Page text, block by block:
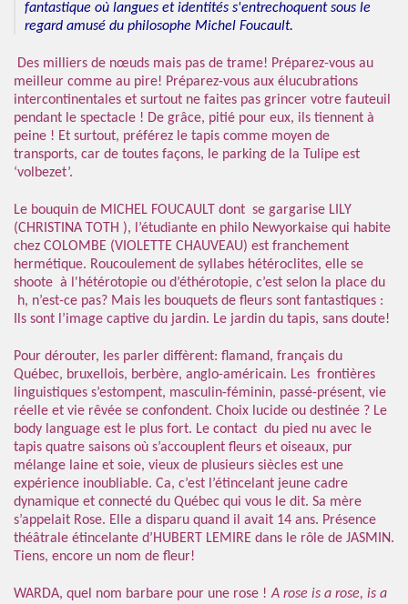
fantastique où langues et identités s'entrechoquent sous le
regard amusé du philosophe Michel Foucault.
Des milliers de nœuds mais pas de trame! Préparez-vous au
meilleur comme au pire! Préparez-vous aux élucubrations
intercontinentales et surtout ne faites pas grincer votre fauteuil
pendant le spectacle ! De grâce, pitié pour eux, ils tiennent à
peine ! Et surtout, préférez le tapis comme moyen de
transports, car de toutes façons, le parking de la Tulipe est
‘volbezet’.
Le bouquin de MICHEL FOUCAULT dont se gargarise LILY
(CHRISTINA TOTH ), l’étudiante en philo Newyorkaise qui habite
chez COLOMBE (VIOLETTE CHAUVEAU) est franchement
hermétique. Roucoulement de syllabes hétéroclites, elle se
shoote à l'hétérotopie ou d’éthérotopie, c’est selon la place du
h, n’est-ce pas? Mais les bouquets de fleurs sont fantastiques :
Ils sont l’image captive du jardin. Le jardin du tapis, sans doute!
Pour dérouter, les parler diffèrent: flamand, français du
Québec, bruxellois, berbère, anglo-américain. Les frontières
linguistiques s’estompent, masculin-féminin, passé-présent, vie
réelle et vie rêvée se confondent. Choix lucide ou destinée ? Le
body language est le plus fort. Le contact du pied nu avec le
tapis quatre saisons où s’accouplent fleurs et oiseaux, pur
mélange laine et soie, vieux de plusieurs siècles est une
expérience inoubliable. Ca, c’est l’étincelant jeune cadre
dynamique et connecté du Québec qui vous le dit. Sa mère
s’appelait Rose. Elle a disparu quand il avait 14 ans. Présence
théâtrale étincelante d’HUBERT LEMIRE dans le rôle de JASMIN.
Tiens, encore un nom de fleur!
WARDA, quel nom barbare pour une rose ! A rose is a rose, is a